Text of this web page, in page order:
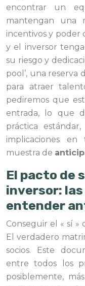
encontrar un
mantengan una
incentivos y poder
y el inversor
su riesgo y
pool’, una reserva
para atraer
pediremos que
entrada, lo que
práctica
implicaciones
muestra de
El pacto de
inversor:
entender
Conseguir el « sí »
El verdadero
socios. Este
entre todos los
posiblemente,